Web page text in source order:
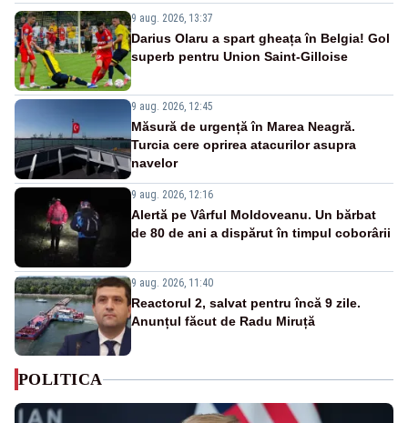
9 aug. 2026, 13:37
Darius Olaru a spart gheața în Belgia! Gol
superb pentru Union Saint-Gilloise
9 aug. 2026, 12:45
Măsură de urgență în Marea Neagră.
Turcia cere oprirea atacurilor asupra
navelor
9 aug. 2026, 12:16
Alertă pe Vârful Moldoveanu. Un bărbat
de 80 de ani a dispărut în timpul coborârii
9 aug. 2026, 11:40
Reactorul 2, salvat pentru încă 9 zile.
Anunțul făcut de Radu Miruță
POLITICA